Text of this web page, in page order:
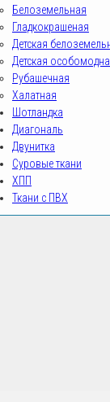
Белоземельная
Гладкокрашеная
Детская
Детская
Рубашечная
Халатная
Шотландка
Диагональ
Двунитка
Суровые ткани
ХПП
Ткани с ПВХ